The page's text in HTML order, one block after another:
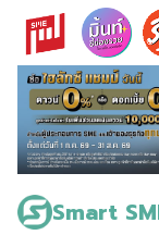
Skip
content
Smart
Search
for: